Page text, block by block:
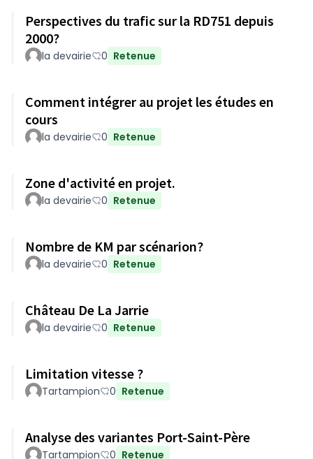
Perspectives du trafic sur la RD751 depuis
2000?
la devairie 0 Retenue
Comment intégrer au projet les études en
cours
la devairie 0 Retenue
Zone d'activité en projet.
la devairie 0 Retenue
Nombre de KM par scénarion?
la devairie 0 Retenue
Château De La Jarrie
la devairie 0 Retenue
Limitation vitesse ?
Tartampion 0 Retenue
Analyse des variantes Port-Saint-Père
Tartampion 0 Retenue